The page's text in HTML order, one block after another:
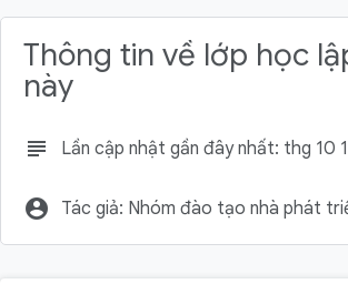
Thông tin về lớp học
này
subject Lần cập nhật gần đây nhất: thg 10
account_circle Tác giả: Nhóm đào tạo nhà phát